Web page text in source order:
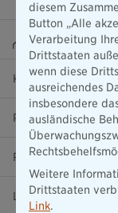
Beraterportal
Karriere
Presse
Ratgeber
Lob & Kritik
diesem
Button „Alle
Verarbeitung
Drittstaaten
wenn diese
ausreichendes
insbesondere
ausländische
Weitere
Drittstaaten
Link.